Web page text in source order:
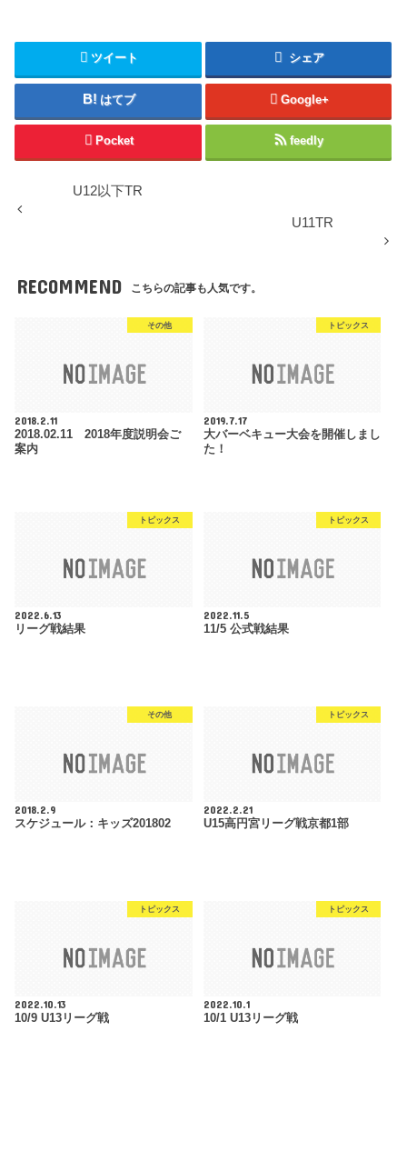
ツイート シェア
はてブ Google+
Pocket feedly
U12以下TR
U11TR
RECOMMEND こちらの記事も人気です。
その他
2018.2.11
2018.02.11 2018年度説明会ご
案内
トピックス
2019.7.17
大バーベキュー大会を開催しまし
た！
トピックス
2022.6.13
リーグ戦結果
トピックス
2022.11.5
11/5 公式戦結果
その他
2018.2.9
スケジュール：キッズ201802
トピックス
2022.2.21
U15高円宮リーグ戦京都1部
トピックス
2022.10.13
10/9 U13リーグ戦
トピックス
2022.10.1
10/1 U13リーグ戦